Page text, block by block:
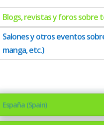
Blogs, revistas y foros sobre
Salones y otros eventos
manga, etc.)
España (Spain)